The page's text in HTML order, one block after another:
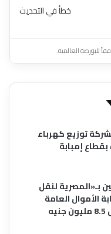
خطأ في التحديث
للبورصة العالمية.
توزيع كهرباء
إمبابة
بـ«المصرية لنقل
الأموال العامة